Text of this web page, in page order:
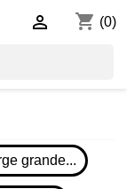
shopping_cart (0)

grande...